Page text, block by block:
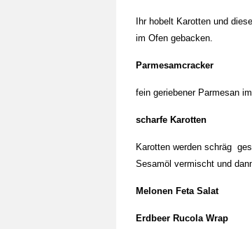
Ihr hobelt Karotten und
im Ofen gebacken.
Parmesamcracker
fein geriebener Parmesan
scharfe Karotten
Karotten werden schräg
Sesamöl vermischt und
Melonen Feta Salat
Erdbeer Rucola Wrap